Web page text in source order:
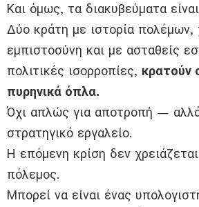
Και όμως, τα διακυβεύματα
Δύο κράτη με ιστορία πολέμων,
εμπιστοσύνη και με ασταθείς
πολιτικές ισορροπίες, κρατούν
πυρηνικά όπλα.
Όχι απλώς για αποτροπή —
στρατηγικό εργαλείο.
Η επόμενη κρίση δεν χρειάζεται
πόλεμος.
Μπορεί να είναι ένας